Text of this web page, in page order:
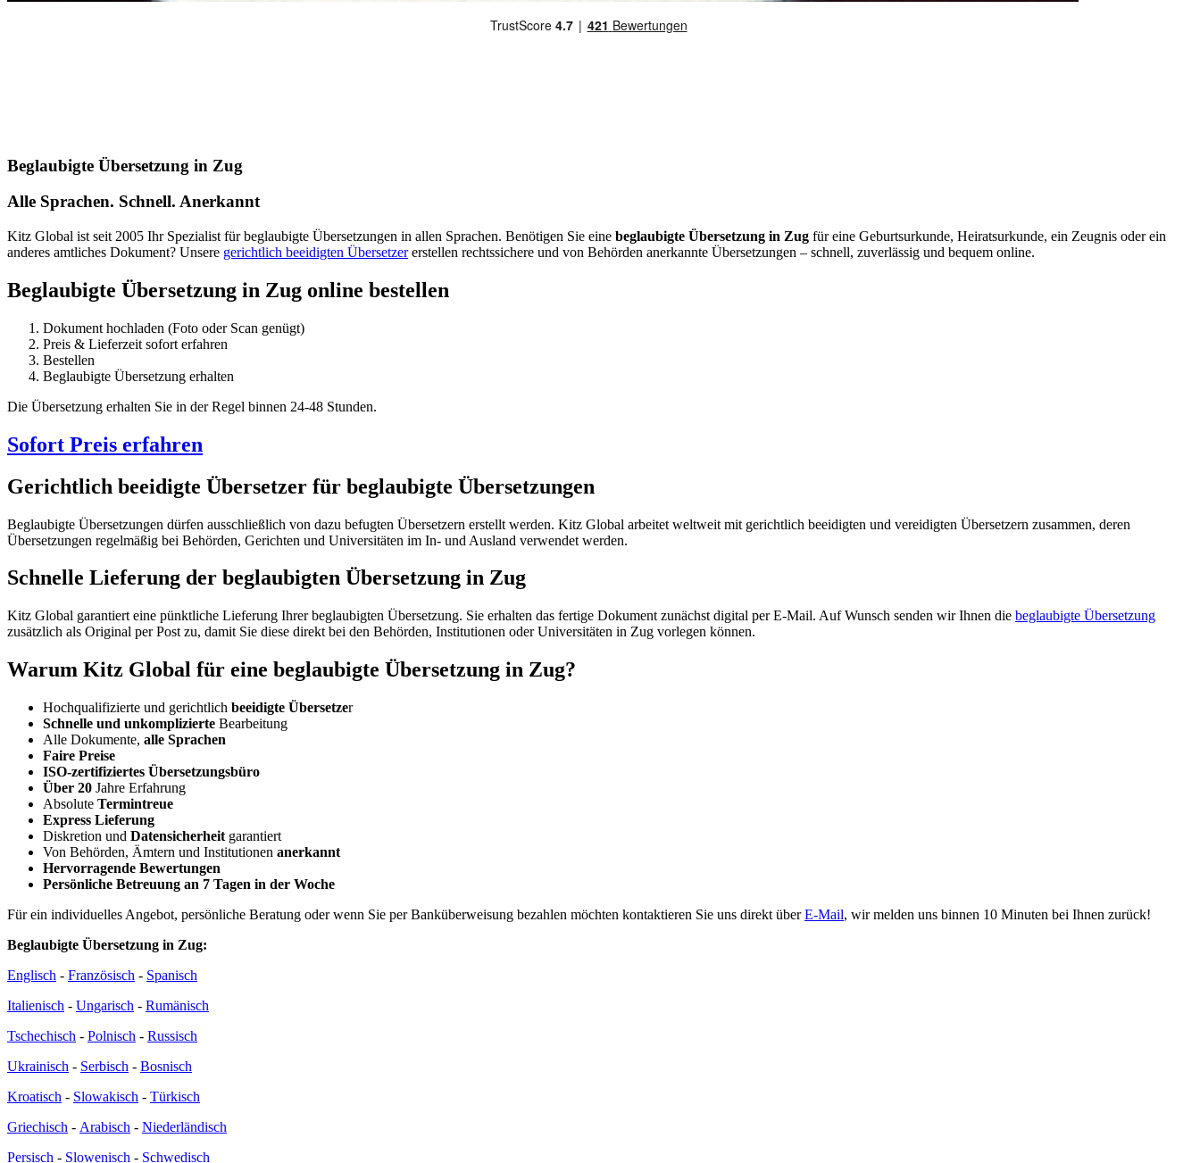
Beglaubigte Übersetzung in Zug
Alle Sprachen. Schnell. Anerkannt
Kitz Global ist seit 2005 Ihr Spezialist für beglaubigte Übersetzungen in allen Sprachen. Benötigen Sie eine beglaubigte Übersetzung in Zug für eine Geburtsurkunde, Heiratsurkunde, ein Zeugnis oder ein
anderes amtliches Dokument? Unsere gerichtlich beeidigten Übersetzererstellen rechtssichere und von Behörden anerkannte Übersetzungen – schnell, zuverlässig und bequem online.
Beglaubigte Übersetzung in Zug online bestellen
Dokument hochladen (Foto oder Scan genügt)
Preis & Lieferzeit sofort erfahren
Bestellen
Beglaubigte Übersetzung erhalten
Die Übersetzung erhalten Sie in der Regel binnen 24-48 Stunden.
Sofort Preis erfahren
Gerichtlich beeidigte Übersetzer für beglaubigte Übersetzungen
Beglaubigte Übersetzungen dürfen ausschließlich von dazu befugten Übersetzern erstellt werden. Kitz Global arbeitet weltweit mit gerichtlich beeidigten und vereidigten Übersetzern zusammen, deren
Übersetzungen regelmäßig bei Behörden, Gerichten und Universitäten im In- und Ausland verwendet werden.
Schnelle Lieferung der beglaubigten Übersetzung in Zug
Kitz Global garantiert eine pünktliche Lieferung Ihrer beglaubigten Übersetzung. Sie erhalten das fertige Dokument zunächst digital per E-Mail. Auf Wunsch senden wir Ihnen die beglaubigte Übersetzung
zusätzlich als Original per Post zu, damit Sie diese direkt bei den Behörden, Institutionen oder Universitäten in Zug vorlegen können.
Warum Kitz Global für eine beglaubigte Übersetzung in Zug?
Hochqualifizierte und gerichtlich beeidigte Übersetzer
Schnelle und unkomplizierte Bearbeitung
Alle Dokumente, alle Sprachen
Faire Preise
ISO-zertifiziertes Übersetzungsbüro
Über 20 Jahre Erfahrung
Absolute Termintreue
Express Lieferung
Diskretion und Datensicherheit garantiert
Von Behörden, Ämtern und Institutionen anerkannt
Hervorragende Bewertungen
Persönliche Betreuung an 7 Tagen in der Woche
Für ein individuelles Angebot, persönliche Beratung oder wenn Sie per Banküberweisung bezahlen möchten kontaktieren Sie uns direkt überE-Mail, wir melden uns binnen 10 Minuten bei Ihnen zurück!
Beglaubigte Übersetzung in Zug:
Englisch - Französisch - Spanisch
Italienisch - Ungarisch - Rumänisch
Tschechisch - Polnisch - Russisch
Ukrainisch - Serbisch - Bosnisch
Kroatisch - Slowakisch - Türkisch
Griechisch - Arabisch - Niederländisch
Persisch - Slowenisch - Schwedisch